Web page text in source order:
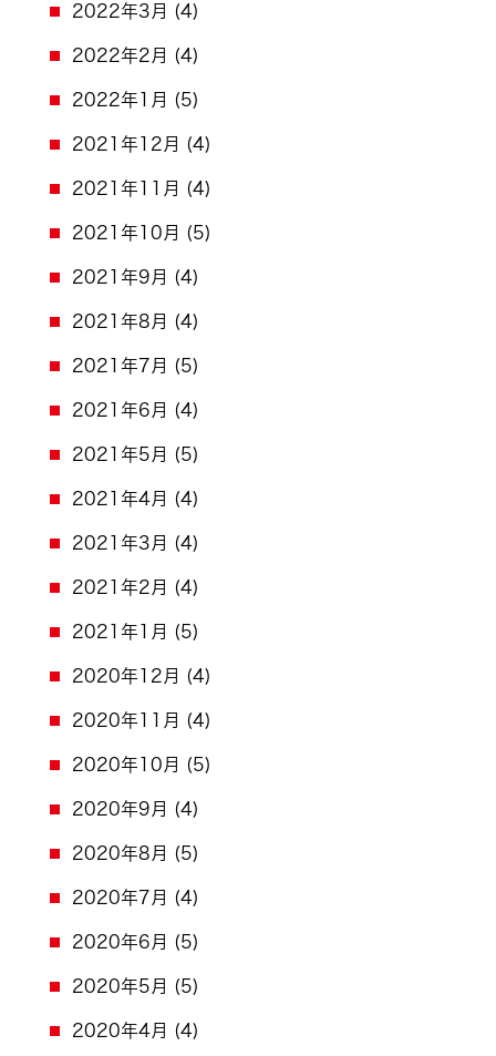
2022年3月 (4)
2022年2月 (4)
2022年1月 (5)
2021年12月 (4)
2021年11月 (4)
2021年10月 (5)
2021年9月 (4)
2021年8月 (4)
2021年7月 (5)
2021年6月 (4)
2021年5月 (5)
2021年4月 (4)
2021年3月 (4)
2021年2月 (4)
2021年1月 (5)
2020年12月 (4)
2020年11月 (4)
2020年10月 (5)
2020年9月 (4)
2020年8月 (5)
2020年7月 (4)
2020年6月 (5)
2020年5月 (5)
2020年4月 (4)